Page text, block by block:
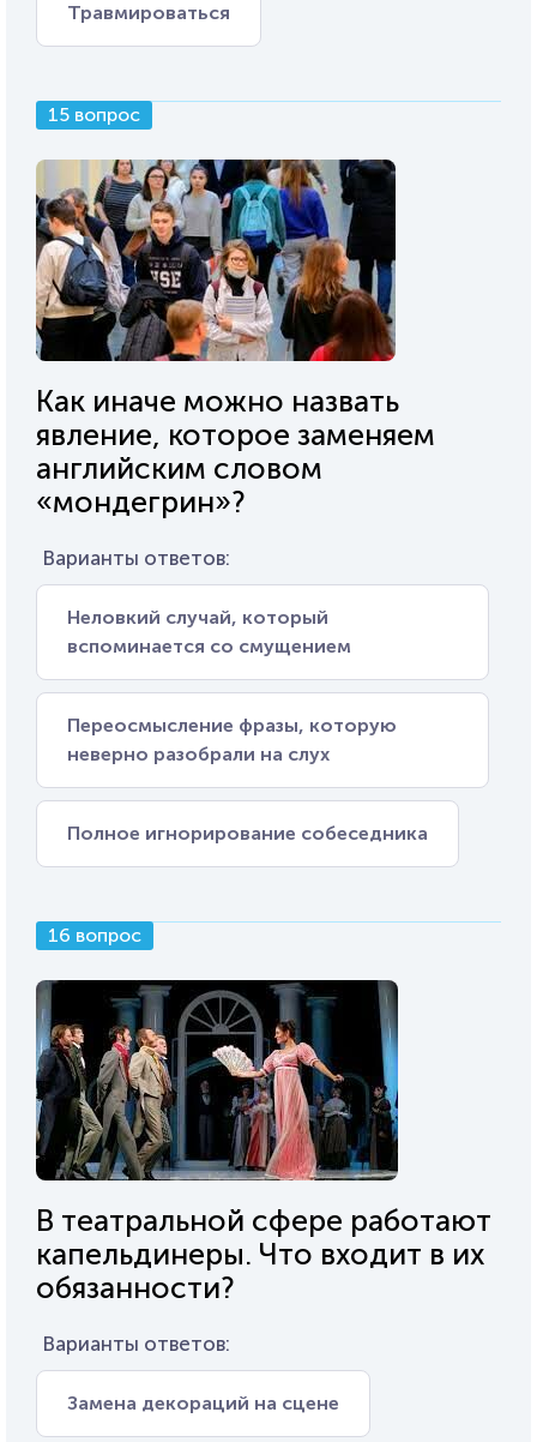
Травмироваться
15 вопрос
Как иначе можно назвать
явление, которое заменяем
английским словом
«мондегрин»?
Варианты ответов:
Неловкий случай, который
вспоминается со смущением
Переосмысление фразы, которую
неверно разобрали на слух
Полное игнорирование собеседника
16 вопрос
В театральной сфере работают
капельдинеры. Что входит в их
обязанности?
Варианты ответов:
Замена декораций на сцене